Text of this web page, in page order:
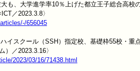
も、大学進学率10％上げた都立王子総合高校
656045
イスクール（SSH）指定校、基礎枠55校・重
2023/03/16/71438.html